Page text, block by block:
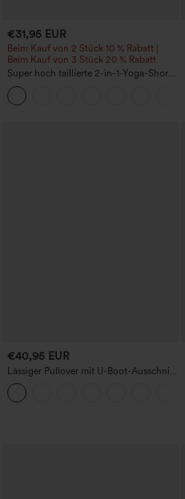
€31,95 EUR
Beim Kauf von 2 Stück 10 % Rabatt |
Beim Kauf von 3 Stück 20 % Rabatt
Super hoch taillierte 2-in-1-Yoga-Shorts
mit Gesäßtasche und Seitentasche-
längere Länge
€40,95 EUR
Lässiger Pullover mit U-Boot-Ausschnitt
und Fledermausärmeln.